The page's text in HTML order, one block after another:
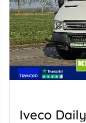
Iveco Daily